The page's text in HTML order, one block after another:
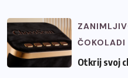
ČOKOLADI
Otkrij svoj